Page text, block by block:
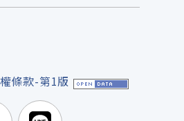
條款-第1版